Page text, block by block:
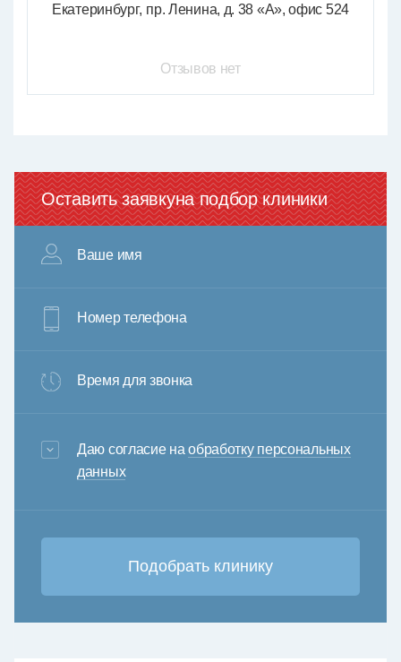
Екатеринбург пр. Ленина, д. 38 «А», офис 524
Отзывов нет
Оставить заявкуна подбор клиники
Ваше имя
Номер телефона
Время для звонка
3+6=
Даю согласие наобработку персональных
данных